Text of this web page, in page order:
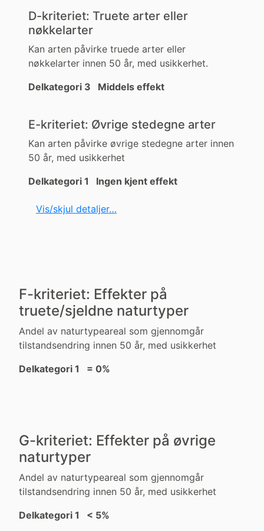
D-kriteriet: Truete arter eller
nøkkelarter
Kan arten påvirke truede arter eller
nøkkelarter innen 50 år, med usikkerhet.
Delkategori 3 Middels effekt
E-kriteriet: Øvrige stedegne arter
Kan arten påvirke øvrige stedegne arter innen
50 år, med usikkerhet
Delkategori 1 Ingen kjent effekt
Vis/skjul detaljer…
F-kriteriet: Effekter på
truete/sjeldne naturtyper
Andel av naturtypeareal som gjennomgår
tilstandsendring innen 50 år, med usikkerhet
Delkategori 1 = 0%
G-kriteriet: Effekter på øvrige
naturtyper
Andel av naturtypeareal som gjennomgår
tilstandsendring innen 50 år, med usikkerhet
Delkategori 1 < 5%